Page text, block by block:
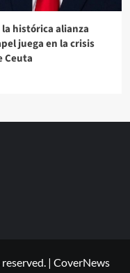
la histórica alianza
juega en la crisis
Ceuta
| CoverNews